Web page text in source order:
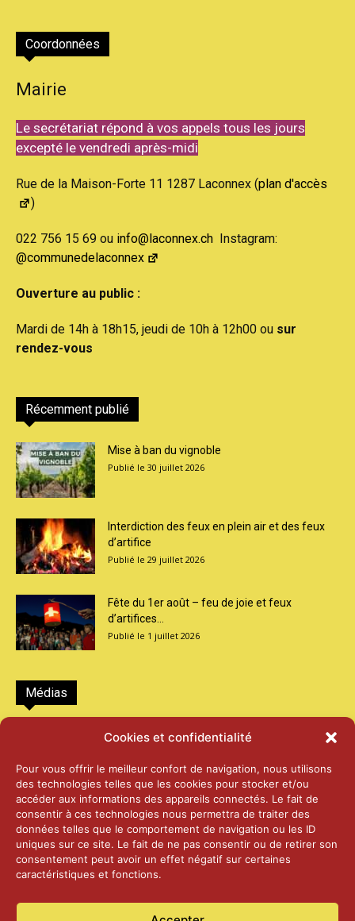
Cookies et confidentialité
Pour vous offrir le meilleur confort de navigation, nous utilisons
des technologies telles que les cookies pour stocker et/ou
accéder aux informations des appareils connectés. Le fait de
consentir à ces technologies nous permettra de traiter des
données telles que le comportement de navigation ou les ID
uniques sur ce site. Le fait de ne pas consentir ou de retirer son
consentement peut avoir un effet négatif sur certaines
caractéristiques et fonctions.
Coordonnées
Mairie
Le secrétariat répond à vos appels tous les jours
excepté le vendredi après-midi
Rue de la Maison-Forte 11 1287 Laconnex (plan d'accès
)
022 756 15 69 ou info@laconnex.ch Instagram:
@communedelaconnex
Ouverture au public :
Mardi de 14h à 18h15, jeudi de 10h à 12h00 ou sur
rendez-vous
Récemment publié
Mise à ban du vignoble
30 juillet 2026
Interdiction des feux en plein air et des feux
d’artifice
29 juillet 2026
Fête du 1er août – feu de joie et feux
d’artifices...
1 juillet 2026
Médias
2026 – Laiterie d’Orsières et Abbaye de St-
25 juin 2026
2025 – Palais Fédéral – Berne
25 juin 2026
14 janvier 2025